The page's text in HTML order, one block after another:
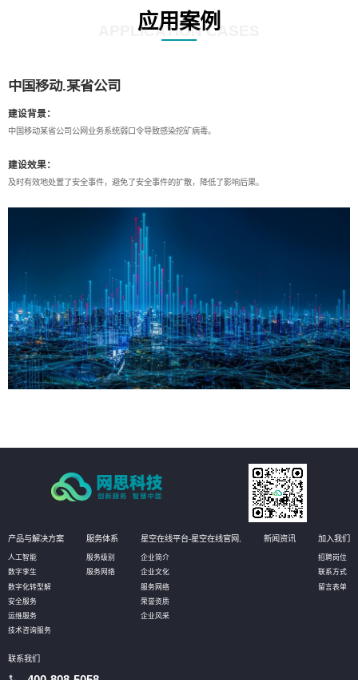
应用案例
APPLICATION CASES
中国移动.某省公司
建设背景：
中国移动某省公司公网业务系统弱口令导致感染挖矿病毒。
建设效果：
及时有效地处置了安全事件，避免了安全事件的扩散，降低了影响后果。
产品与解决方案
人工智能
数字孪生
数字化转型解
安全服务
运维服务
技术咨询服务
服务体系
服务级别
服务网络
星空在线平台-星空在线官网,
企业简介
企业文化
服务网络
荣誉资质
企业风采
新闻资讯 加入我们
招聘岗位
联系方式
留言表单
联系我们